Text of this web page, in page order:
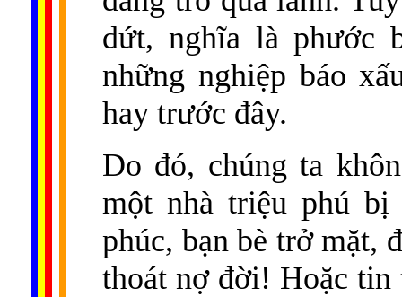
dứt, nghĩa là phước
những nghiệp báo
hay trước đây.
Do đó, chúng ta
một nhà triệu phú bị
phúc, bạn bè trở mặt,
thoát nợ đời! Hoặc tin